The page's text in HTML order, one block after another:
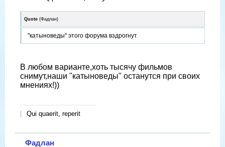
Quote (Фадлан)
"катыноведы" этого форума вздрогнут
В любом варианте,хоть тысячу фильмов
снимут,наши "катыноведы" останутся при своих
мнениях!))
Qui quaerit, reperit
Фадлан